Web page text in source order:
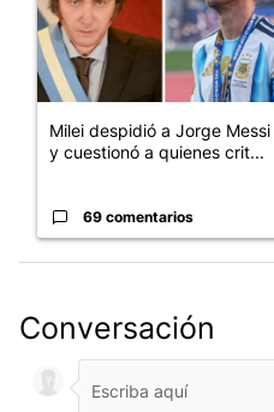
Milei despidió a Jorge Messi
y cuestionó a quienes crit...
Conversación